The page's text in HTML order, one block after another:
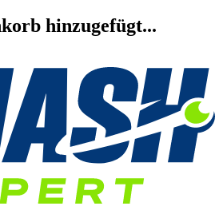
hinzugefügt...